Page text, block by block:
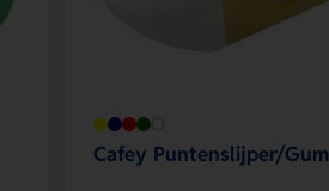
Cafey Puntenslijper/Gum